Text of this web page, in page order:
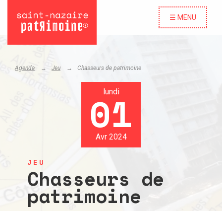
☰ MENU
Agenda Jeu Chasseurs de patrimoine
lundi
01
Avr 2024
JEU
Chasseurs de
patrimoine